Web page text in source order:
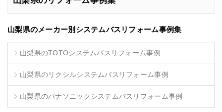
山梨県のメーカー別システムバスリフォーム事例集
山梨県のTOTOシステムバスリフォーム事例
山梨県のリクシルシステムバスリフォーム事例
山梨県のパナソニックシステムバスリフォーム事例